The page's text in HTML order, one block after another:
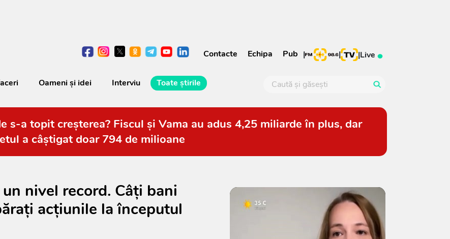
Contacte Echipa Pub | | |Live
Oameni şi idei Interviu Toate știrile
s-a topit creșterea? Fiscul și Vama au adus 4,25 miliarde în plus, dar
a câștigat doar 794 de milioane
nivel record. Câţi bani
acţiunile la începutul